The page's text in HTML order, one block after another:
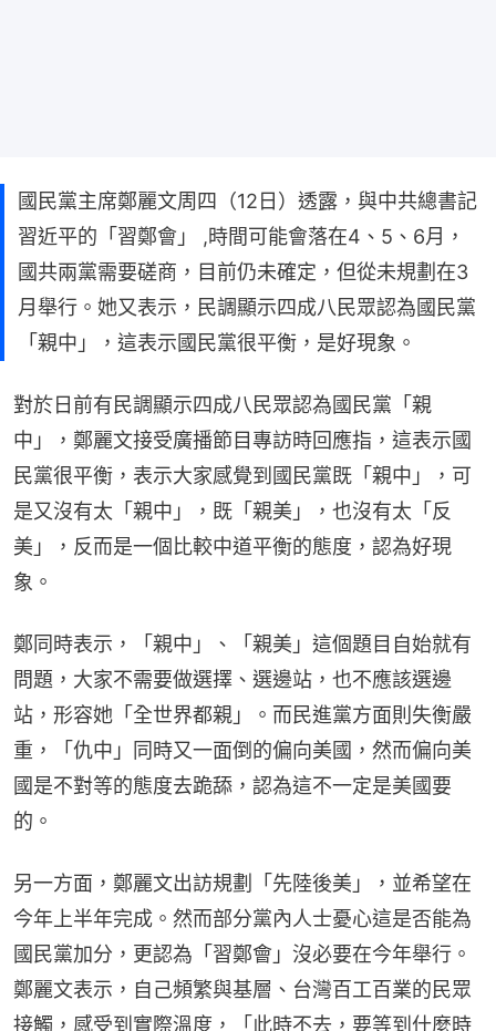
國民黨主席鄭麗文周四（12日）透露，與中共總書記
習近平的「習鄭會」 ,時間可能會落在4、5、6月，
國共兩黨需要磋商，目前仍未確定，但從未規劃在3
月舉行。她又表示，民調顯示四成八民眾認為國民黨
「親中」，這表示國民黨很平衡，是好現象。
對於日前有民調顯示四成八民眾認為國民黨「親
中」，鄭麗文接受廣播節目專訪時回應指，這表示國
民黨很平衡，表示大家感覺到國民黨既「親中」，可
是又沒有太「親中」，既「親美」，也沒有太「反
美」，反而是一個比較中道平衡的態度，認為好現
象。
鄭同時表示，「親中」、「親美」這個題目自始就有
問題，大家不需要做選擇、選邊站，也不應該選邊
站，形容她「全世界都親」。而民進黨方面則失衡嚴
重，「仇中」同時又一面倒的偏向美國，然而偏向美
國是不對等的態度去跪舔，認為這不一定是美國要
的。
另一方面，鄭麗文出訪規劃「先陸後美」，並希望在
今年上半年完成。然而部分黨內人士憂心這是否能為
國民黨加分，更認為「習鄭會」沒必要在今年舉行。
鄭麗文表示，自己頻繁與基層、台灣百工百業的民眾
接觸，感受到實際溫度，「此時不去，要等到什麼時